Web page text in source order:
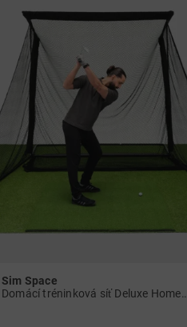
Sim Space
Domácí tréninková síť Deluxe Home černá